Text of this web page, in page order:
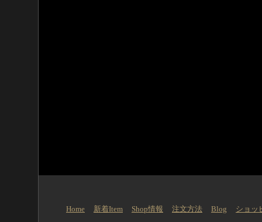
Home 新着Item Shop情報 注文方法 Blog
ショッ